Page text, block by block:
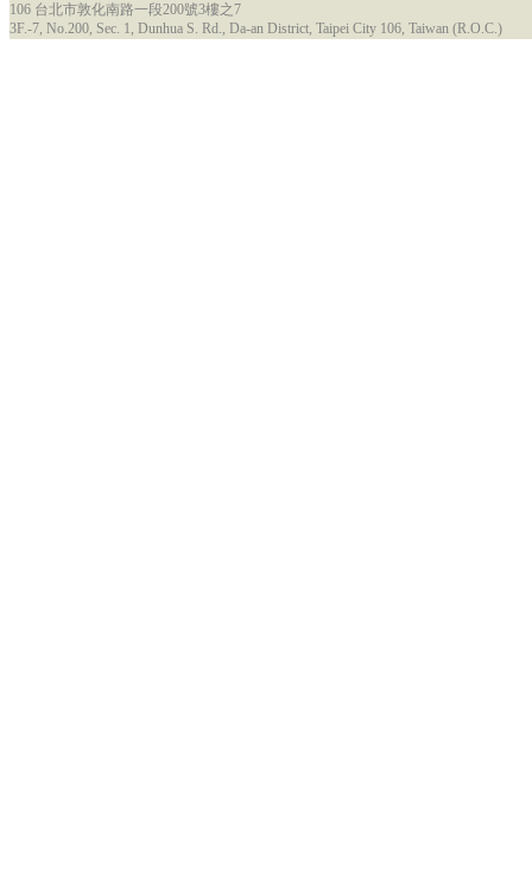
106 台北市敦化南路一段200號3樓之7
3F.-7, No.200, Sec. 1, Dunhua S. Rd., Da-an District, Taipei City 106, Taiwan (R.O.C.)